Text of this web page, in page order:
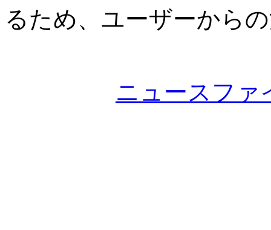
るため、ユーザーから
ニュースファ